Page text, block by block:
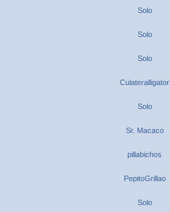
Solo
Solo
Solo
Culateralligator
Solo
Sr. Macaco
pillabichos
PepitoGrillao
Solo